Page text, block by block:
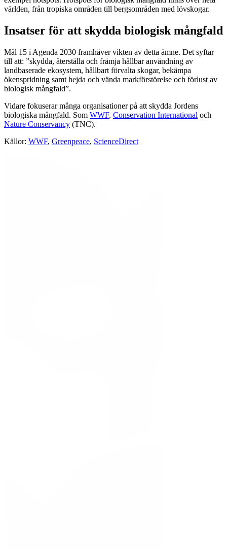
världen, från tropiska områden till bergsområden med lövskogar.
Insatser för att skydda biologisk mångfald
Mål 15 i Agenda 2030 framhäver vikten av detta ämne. Det syftar
till att: ”skydda, återställa och främja hållbar användning av
landbaserade ekosystem, hållbart förvalta skogar, bekämpa
ökenspridning samt hejda och vända markförstörelse och förlust av
biologisk mångfald”.
Vidare fokuserar många organisationer på att skydda Jordens
biologiska mångfald. Som WWF, Conservation International och
Nature Conservancy (TNC).
Källor: WWF, Greenpeace, ScienceDirect